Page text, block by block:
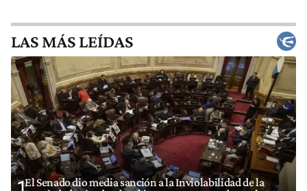
LAS MÁS LEÍDAS
El Senado dio media sanción a la Inviolabilidad de la